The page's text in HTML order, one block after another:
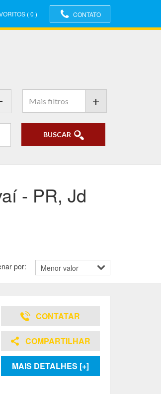
(0 ) CONTATO
+
BUSCAR
- PR, Jd
por:
CONTATAR
COMPARTILHAR
MAIS DETALHES [+]